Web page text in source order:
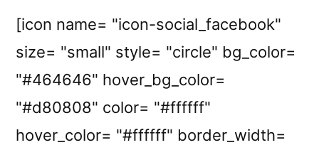
[icon name= "icon-social_facebook"
size= "small" style= "circle" bg_color=
"#464646" hover_bg_color=
"#d80808" color= "#ffffff"
hover_color= "#ffffff" border_width=